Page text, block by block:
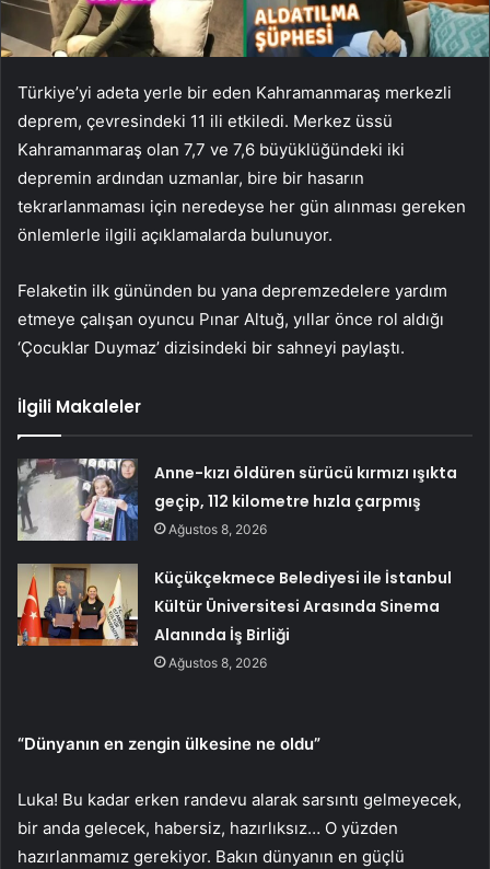
Türkiye’yi adeta yerle bir eden Kahramanmaraş merkezli
deprem, çevresindeki 11 ili etkiledi. Merkez üssü
Kahramanmaraş olan 7,7 ve 7,6 büyüklüğündeki iki
depremin ardından uzmanlar, bire bir hasarın
tekrarlanmaması için neredeyse her gün alınması gereken
önlemlerle ilgili açıklamalarda bulunuyor.
Felaketin ilk gününden bu yana depremzedelere yardım
etmeye çalışan oyuncu Pınar Altuğ, yıllar önce rol aldığı
‘Çocuklar Duymaz’ dizisindeki bir sahneyi paylaştı.
İlgili Makaleler
Anne-kızı öldüren sürücü kırmızı ışıkta
geçip, 112 kilometre hızla çarpmış
Ağustos 8, 2026
Küçükçekmece Belediyesi ile İstanbul
Kültür Üniversitesi Arasında Sinema
Alanında İş Birliği
Ağustos 8, 2026
“Dünyanın en zengin ülkesine ne oldu”
Luka! Bu kadar erken randevu alarak sarsıntı gelmeyecek,
bir anda gelecek, habersiz, hazırlıksız… O yüzden
hazırlanmamız gerekiyor. Bakın dünyanın en güçlü